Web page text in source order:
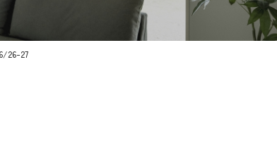
26-27